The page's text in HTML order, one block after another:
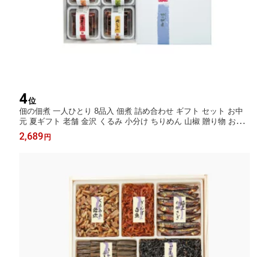
4位
佃の佃煮 一人ひとり 8品入 佃煮 詰め合わせ ギフト セット お中
元 夏ギフト 老舗 金沢 くるみ 小分け ちりめん 山椒 贈り物 お取
り寄せ グルメ 惣菜セット ご飯のお供 人気 御歳暮 歳暮 冬ギフト
プレゼント 佃煮セット 金沢名物 内祝い 誕生日
2,689 円